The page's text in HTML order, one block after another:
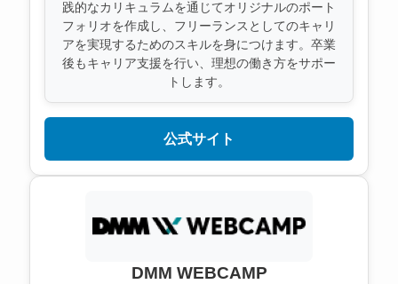
践的なカリキュラムを通じてオリジナルのポート
フォリオを作成し、フリーランスとしてのキャリ
アを実現するためのスキルを身につけます。卒業
後もキャリア支援を行い、理想の働き方をサポー
トします。
公式サイト
DMM WEBCAMP